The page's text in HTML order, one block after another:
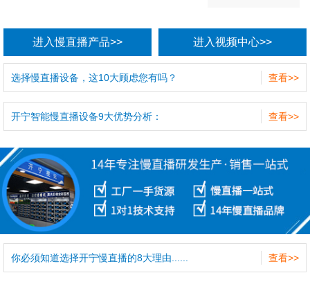
进入慢直播产品>> 进入视频中心>>
查看>>
选择慢直播设备，这10大顾虑您有吗？
查看>>
开宁智能慢直播设备9大优势分析：
查看>>
你必须知道选择开宁慢直播的8大理由......